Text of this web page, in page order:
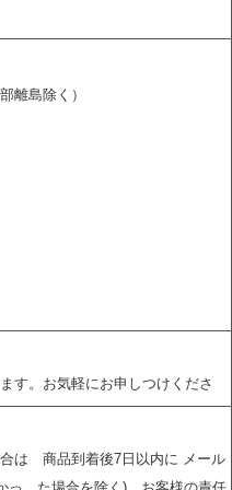
部離島除く）
す。お気軽にお申しつけくださ
は 商品到着後7日以内に メール